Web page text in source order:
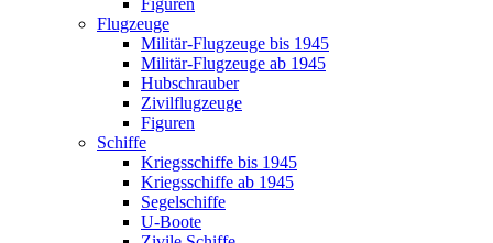
Figuren
Flugzeuge
Militär-Flugzeuge bis 1945
Militär-Flugzeuge ab 1945
Hubschrauber
Zivilflugzeuge
Figuren
Schiffe
Kriegsschiffe bis 1945
Kriegsschiffe ab 1945
Segelschiffe
U-Boote